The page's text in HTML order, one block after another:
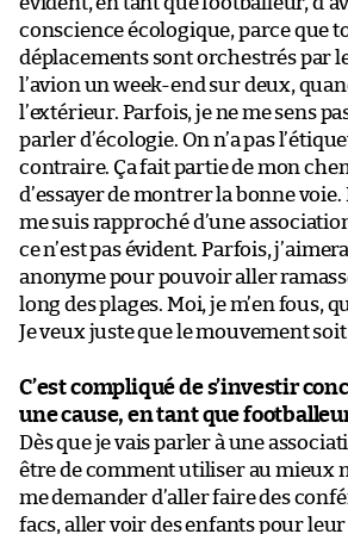
conscience écologique, parce que
déplacements sont orchestrés par
l’avion un week-end sur deux,
l’extérieur. Parfois, je ne me sens
parler d’écologie. On n’a pas
contraire. Ça fait partie de mon
d’essayer de montrer la bonne voie.
me suis rapproché d’une
ce n’est pas évident. Parfois,
anonyme pour pouvoir aller
long des plages. Moi, je m’en fous,
Je veux juste que le mouvement
C’est compliqué de s’investir
une cause, en tant que
Dès que je vais parler à une
être de comment utiliser au mieux
me demander d’aller faire des
facs, aller voir des enfants pour